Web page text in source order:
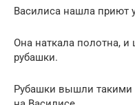
Василиса нашла приют
Она наткала полотна, и
рубашки.
Рубашки вышли такими